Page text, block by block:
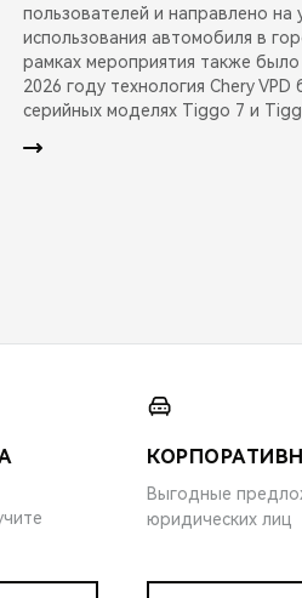
пользователей и направлено на
использования автомобиля в
рамках мероприятия также
2026 году технология Chery
серийных моделях Tiggo 7 и
Выгодные
юридических лиц